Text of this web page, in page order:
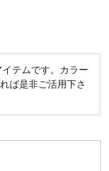
テムです。カラー
ば是非ご活用下さ